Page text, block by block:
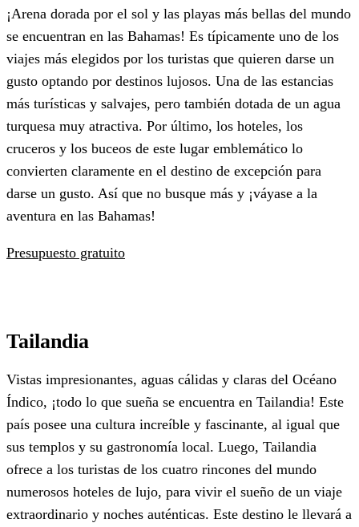
¡Arena dorada por el sol y las playas más bellas del mundo
se encuentran en las Bahamas! Es típicamente uno de los
viajes más elegidos por los turistas que quieren darse un
gusto optando por destinos lujosos. Una de las estancias
más turísticas y salvajes, pero también dotada de un agua
turquesa muy atractiva. Por último, los hoteles, los
cruceros y los buceos de este lugar emblemático lo
convierten claramente en el destino de excepción para
darse un gusto. Así que no busque más y ¡váyase a la
aventura en las Bahamas!
Presupuesto gratuito
Tailandia
Vistas impresionantes, aguas cálidas y claras del Océano
Índico, ¡todo lo que sueña se encuentra en Tailandia! Este
país posee una cultura increíble y fascinante, al igual que
sus templos y su gastronomía local. Luego, Tailandia
ofrece a los turistas de los cuatro rincones del mundo
numerosos hoteles de lujo, para vivir el sueño de un viaje
extraordinario y noches auténticas. Este destino le llevará a